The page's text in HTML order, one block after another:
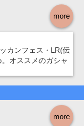
more
カンフェス・LR(伝
オススメのガシャ
more